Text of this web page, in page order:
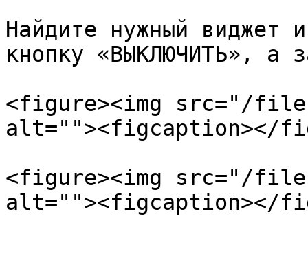
Найдите нужный виджет
кнопку «ВЫКЛЮЧИТЬ», а
<figure><img src="/files/
alt=""><figcaption></
<figure><img src="/files/